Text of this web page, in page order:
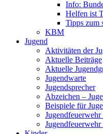
Info:
Helfen ist
Tipps zum
KBM
Jugend
Aktivitäten der
Aktuelle Beiträge
Aktuelle
Jugendwarte
Jugendsprecher
Abzeichen –
Beispiele für
Jugendfeuerwehr